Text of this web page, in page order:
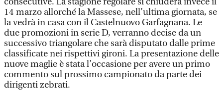
14 marzo allorché la Massese, nell’ultima giornata, se
la vedrà in casa con il Castelnuovo Garfagnana. Le
due promozioni in serie D, verranno decise da un
successivo triangolare che sarà disputato dalle prime
classificate nei rispettivi gironi. La presentazione delle
nuove maglie è stata l’occasione per avere un primo
commento sul prossimo campionato da parte dei
dirigenti zebrati.